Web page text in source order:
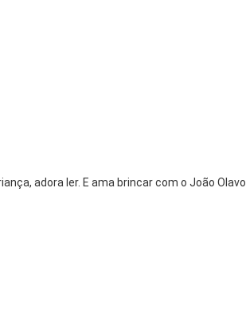
adora ler. E ama brincar com o João Olavo.